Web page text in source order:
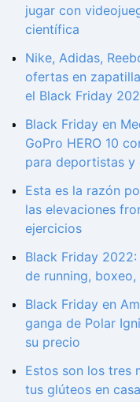
jugar con
científica
Nike, Adidas,
ofertas en
el Black Friday
Black Friday en
GoPro HERO 10
para deportistas y
Esta es la razón
las elevaciones
ejercicios
Black Friday
de running,
Black Friday en
ganga de Polar
su precio
Estos son los tres
tus glúteos en casa